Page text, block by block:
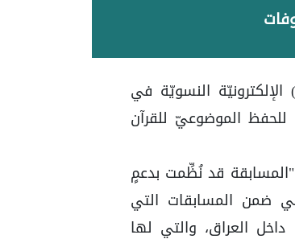
الإلكترونيّة النسويّة في
للحفظ الموضوعيّ للقرآن
قد نُظِّمت بدعمٍ
ضمن المسابقات التي
العراق، والتي لها